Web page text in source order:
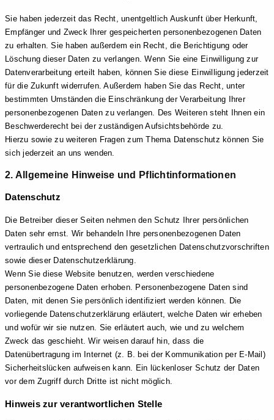
Sie haben jederzeit das Recht, unentgeltlich Auskunft über Herkunft,
Empfänger und Zweck Ihrer gespeicherten personenbezogenen Daten
zu erhalten. Sie haben außerdem ein Recht, die Berichtigung oder
Löschung dieser Daten zu verlangen. Wenn Sie eine Einwilligung zur
Datenverarbeitung erteilt haben, können Sie diese Einwilligung jederzeit
für die Zukunft widerrufen. Außerdem haben Sie das Recht, unter
bestimmten Umständen die Einschränkung der Verarbeitung Ihrer
personenbezogenen Daten zu verlangen. Des Weiteren steht Ihnen ein
Beschwerderecht bei der zuständigen Aufsichtsbehörde zu.
Hierzu sowie zu weiteren Fragen zum Thema Datenschutz können Sie
sich jederzeit an uns wenden.
2. Allgemeine Hinweise und Pflicht­informationen
Datenschutz
Die Betreiber dieser Seiten nehmen den Schutz Ihrer persönlichen
Daten sehr ernst. Wir behandeln Ihre personenbezogenen Daten
vertraulich und entsprechend den gesetzlichen Datenschutzvorschriften
sowie dieser Datenschutzerklärung.
Wenn Sie diese Website benutzen, werden verschiedene
personenbezogene Daten erhoben. Personenbezogene Daten sind
Daten, mit denen Sie persönlich identifiziert werden können. Die
vorliegende Datenschutzerklärung erläutert, welche Daten wir erheben
und wofür wir sie nutzen. Sie erläutert auch, wie und zu welchem
Zweck das geschieht. Wir weisen darauf hin, dass die
Datenübertragung im Internet (z. B. bei der Kommunikation per E-Mail)
Sicherheitslücken aufweisen kann. Ein lückenloser Schutz der Daten
vor dem Zugriff durch Dritte ist nicht möglich.
Hinweis zur verantwortlichen Stelle